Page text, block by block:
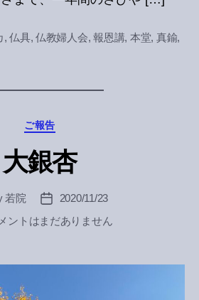
, 仏具, 仏教婦人会,報恩講, 本堂, 真鍮,
Categories
ご報告
大銀杏
若院
Post
date
2020/11/23
ントはまだありません